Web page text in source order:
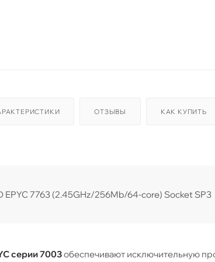
ОТЗЫВЫ КАК КУПИТЬ
EPYC 7763 (2.45GHz/256Mb/64-core) Socket SP3
серии 7003обеспечивают исключительную